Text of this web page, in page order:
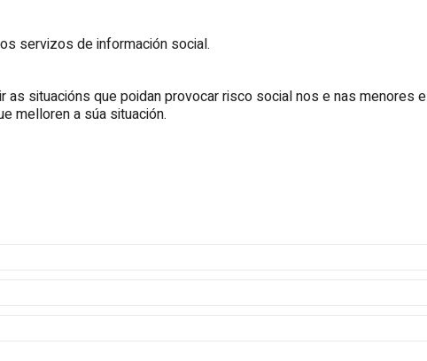
servizos de información social.
as situacións que poidan provocar risco social nos e nas menores e
melloren a súa situación.